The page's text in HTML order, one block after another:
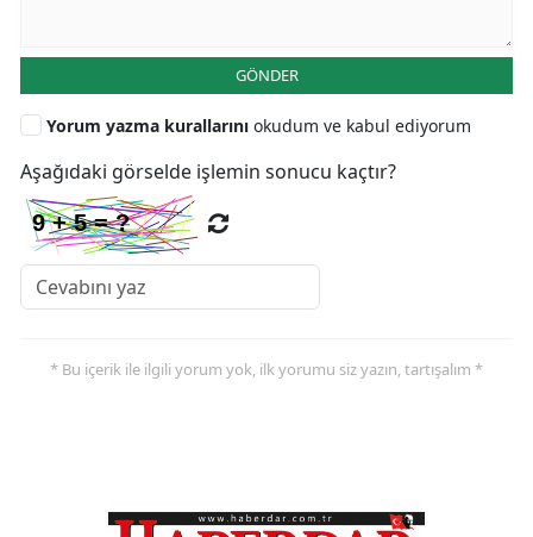
GÖNDER
Yorum yazma kurallarını okudum ve kabul ediyorum
Aşağıdaki görselde işlemin sonucu kaçtır?
* Bu içerik ile ilgili yorum yok, ilk yorumu siz yazın, tartışalım *